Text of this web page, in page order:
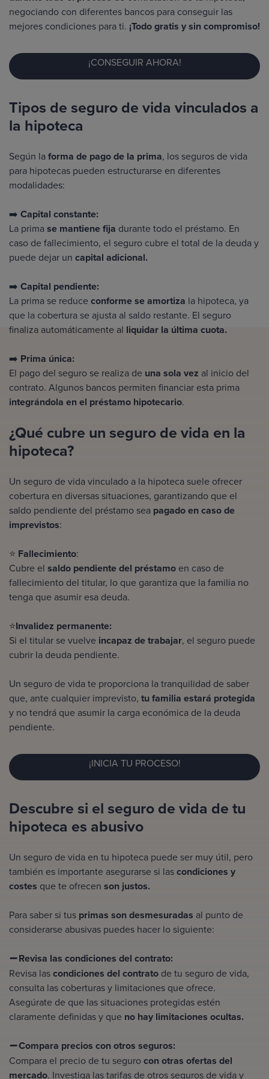
negociando con diferentes bancos para conseguir las
mejores condiciones para ti. ¡Todo gratis y sin compromiso!
¡CONSEGUIR AHORA!
Tipos de seguro de vida vinculados a
la hipoteca
Según laforma de pago de la prima, los seguros de vida
para hipotecas pueden estructurarse en diferentes
modalidades:
➡️ Capital constante:
La primase mantiene fija durante todo el préstamo. En
caso de fallecimiento, el seguro cubre el total de la deuda y
puede dejar un capital adicional.
➡️ Capital pendiente:
La prima se reduce conforme se amortiza la hipoteca, ya
que la cobertura se ajusta al saldo restante. El seguro
finaliza automáticamente al liquidar la última cuota.
➡️ Prima única:
El pago del seguro se realiza de una sola vez al inicio del
contrato. Algunos bancos permiten financiar esta prima
integrándola en el préstamo hipotecario.
¿Qué cubre un seguro de vida en la
hipoteca?
Un seguro de vida vinculado a la hipoteca suele ofrecer
cobertura en diversas situaciones, garantizando que el
saldo pendiente del préstamo sea pagado en caso de
imprevistos:
⭐ Fallecimiento:
Cubre el saldo pendiente del préstamo en caso de
fallecimiento del titular, lo que garantiza que la familia no
tenga que asumir esa deuda.
⭐Invalidez permanente:
Si el titular se vuelve incapaz de trabajar, el seguro puede
cubrir la deuda pendiente.
Un seguro de vida te proporciona la tranquilidad de saber
que, ante cualquier imprevisto, tu familia estará protegida
y no tendrá que asumir la carga económica de la deuda
pendiente.
¡INICIA TU PROCESO!
Descubre si el seguro de vida de tu
hipoteca es abusivo
Un seguro de vida en tu hipoteca puede ser muy útil, pero
también es importante asegurarse si lascondiciones y
costes que te ofrecen son justos.
Para saber si tus primas son desmesuradas al punto de
considerarse abusivas puedes hacer lo siguiente:
➖Revisa las condiciones del contrato:
Revisa lascondiciones del contrato de tu seguro de vida,
consulta las coberturas y limitaciones que ofrece.
Asegúrate de que las situaciones protegidas estén
claramente definidas y que no hay limitaciones ocultas.
➖Compara precios con otros seguros:
Compara el precio de tu segurocon otras ofertas del
mercado. Investiga las tarifas de otros seguros de vida y